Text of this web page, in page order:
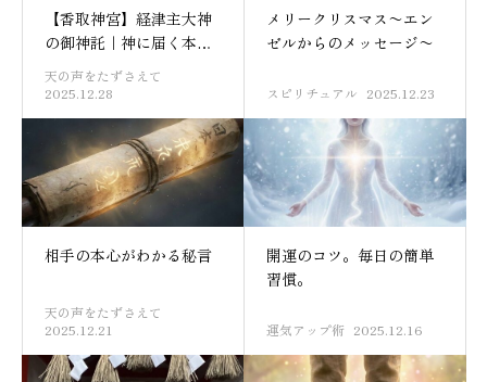
【香取神宮】経津主大神
の御神託｜神に届く本当
の祈願
天の声をたずさえて
2025.12.28
メリークリスマス〜エン
ゼルからのメッセージ〜
スピリチュアル 2025.12.23
相手の本心がわかる秘言
天の声をたずさえて
2025.12.21
開運のコツ。毎日の簡単
習慣。
運気アップ術 2025.12.16